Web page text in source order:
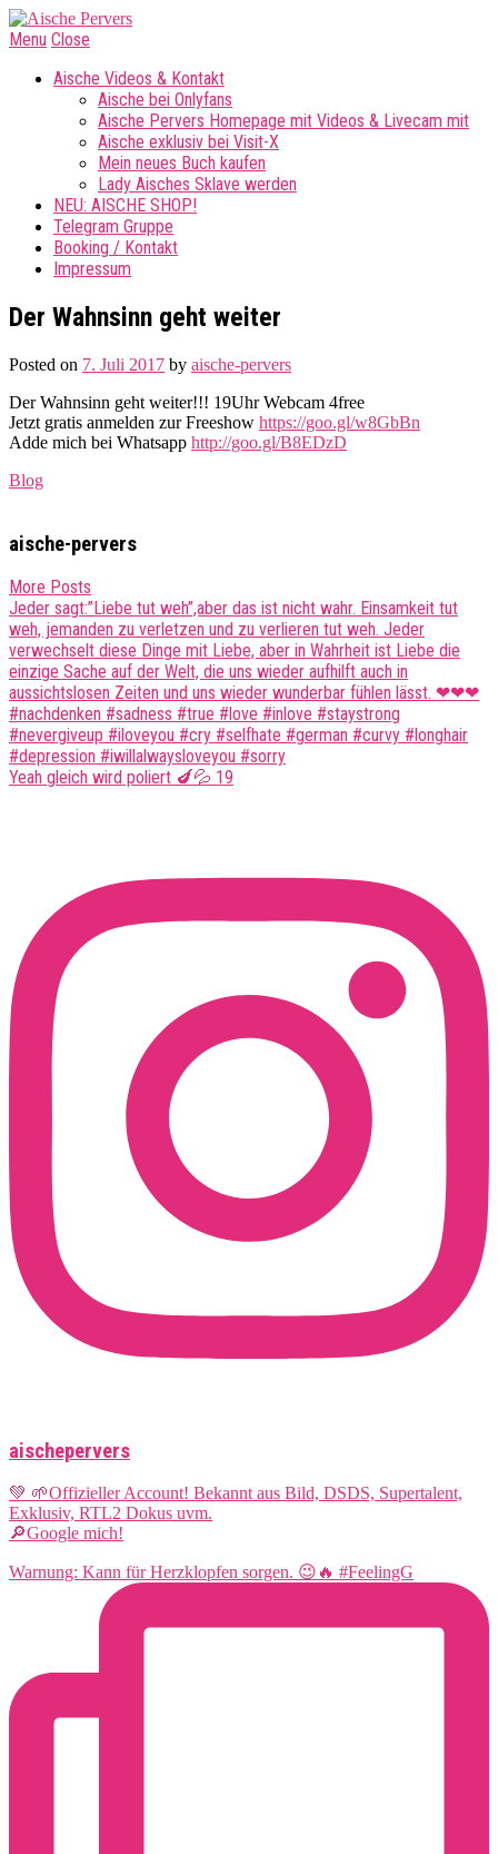
Menu Close
Aische Videos & Kontakt
Aische bei Onlyfans
Aische Pervers Homepage mit Videos & Livecam mit
Aische exklusiv bei Visit-X
Mein neues Buch kaufen
Lady Aisches Sklave werden
NEU: AISCHE SHOP!
Telegram Gruppe
Booking / Kontakt
Impressum
Der Wahnsinn geht weiter
Posted on 7. Juli 2017 by aische-pervers
Der Wahnsinn geht weiter!!! 19Uhr Webcam 4free
Jetzt gratis anmelden zur Freeshow https://goo.gl/w8GbBn
Adde mich bei Whatsapp http://goo.gl/B8EDzD
Blog
aische-pervers
More Posts
Post
navigation
Jeder sagt:”Liebe tut weh”,aber das ist nicht wahr. Einsamkeit tut
weh, jemanden zu verletzen und zu verlieren tut weh. Jeder
verwechselt diese Dinge mit Liebe, aber in Wahrheit ist Liebe die
einzige Sache auf der Welt, die uns wieder aufhilft auch in
aussichtslosen Zeiten und uns wieder wunderbar fühlen lässt. ❤❤❤
#nachdenken #sadness #true #love #inlove #staystrong
#nevergiveup #iloveyou #cry #selfhate #german #curvy #longhair
#depression #iwillalwaysloveyou #sorry
Yeah gleich wird poliert 🍆💦 19
aischepervers
💚 🌱Offizieller Account! Bekannt aus Bild, DSDS, Supertalent,
Exklusiv, RTL2 Dokus uvm.
🔎Google mich!
Warnung: Kann für Herzklopfen sorgen. 😉🔥 #FeelingG